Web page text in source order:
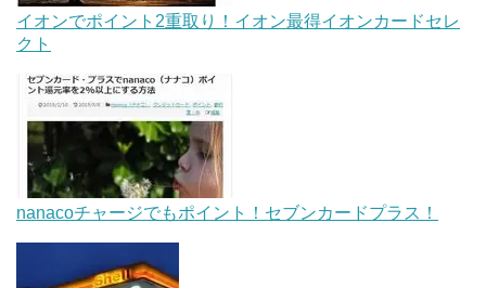
イオンでポイント2重取り！イオン最得イオンカードセレ
クト
nanacoチャージでもポイント！セブンカードプラス！